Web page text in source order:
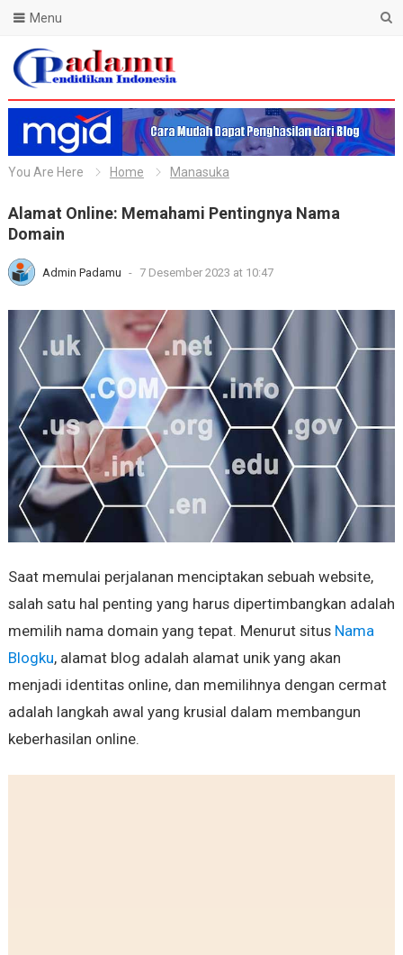
Blog Padamu
Menu
You Are Here Home Manasuka
Alamat Online: Memahami Pentingnya Nama
Domain
Admin Padamu - 7 Desember 2023 at 10:47
Saat memulai perjalanan menciptakan sebuah website,
salah satu hal penting yang harus dipertimbangkan adalah
memilih nama domain yang tepat. Menurut situs Nama
Blogku, alamat blog adalah alamat unik yang akan
menjadi identitas online, dan memilihnya dengan cermat
adalah langkah awal yang krusial dalam membangun
keberhasilan online.